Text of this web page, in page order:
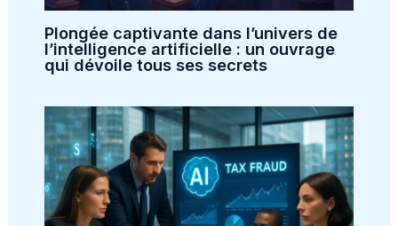
Plongée captivante dans l’univers de
l’intelligence artificielle : un ouvrage
qui dévoile tous ses secrets